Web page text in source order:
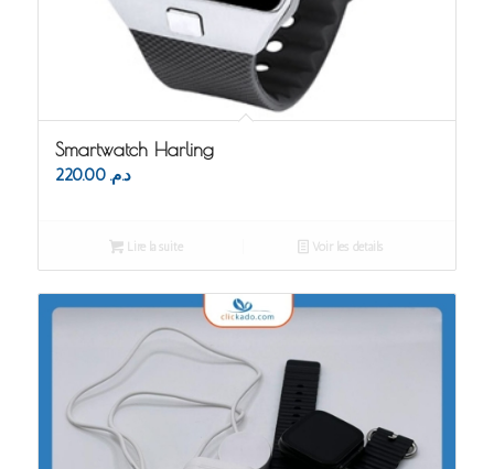
Smartwatch Harling
د.م. 220.00
Lire la suite Voir les détails